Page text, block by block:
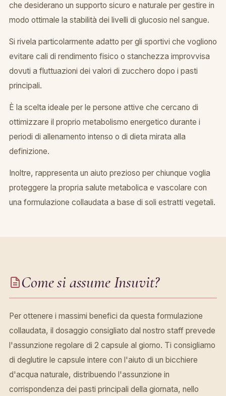
che desiderano un supporto sicuro e naturale per gestire in
modo ottimale la stabilità dei livelli di glucosio nel sangue.
Si rivela particolarmente adatto per gli sportivi che vogliono
evitare cali di rendimento fisico o stanchezza improvvisa
dovuti a fluttuazioni dei valori di zucchero dopo i pasti
principali.
È la scelta ideale per le persone attive che cercano di
ottimizzare il proprio metabolismo energetico durante i
periodi di allenamento intenso o di dieta mirata alla
definizione.
Inoltre, rappresenta un aiuto prezioso per chiunque voglia
proteggere la propria salute metabolica e vascolare con
una formulazione collaudata a base di soli estratti vegetali.
Come si assume Insuvit?
Per ottenere i massimi benefici da questa formulazione
collaudata, il dosaggio consigliato dal nostro staff prevede
l'assunzione regolare di 2 capsule al giorno. Ti consigliamo
di deglutire le capsule intere con l'aiuto di un bicchiere
d'acqua naturale, distribuendo l'assunzione in
corrispondenza dei pasti principali della giornata, nello